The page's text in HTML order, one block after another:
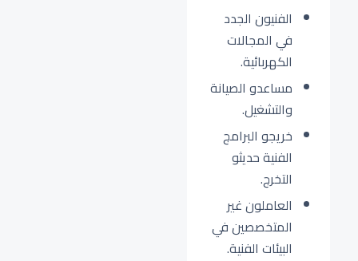
الفنيون الجدد
في المجالات
الكهربائية.
مساعدو الصيانة
والتشغيل.
خريجو البرامج
الفنية حديثو
التخرج.
العاملون غير
المتخصصين في
البيئات الفنية.